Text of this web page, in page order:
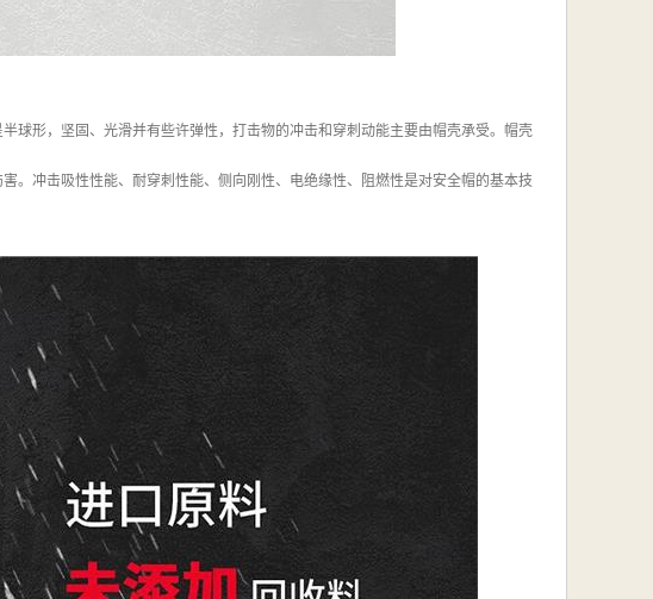
球形，坚固、光滑并有些许弹性，打击物的冲击和穿刺动能主要由帽壳承受。帽壳
。冲击吸性性能、耐穿刺性能、侧向刚性、电绝缘性、阻燃性是对安全帽的基本技